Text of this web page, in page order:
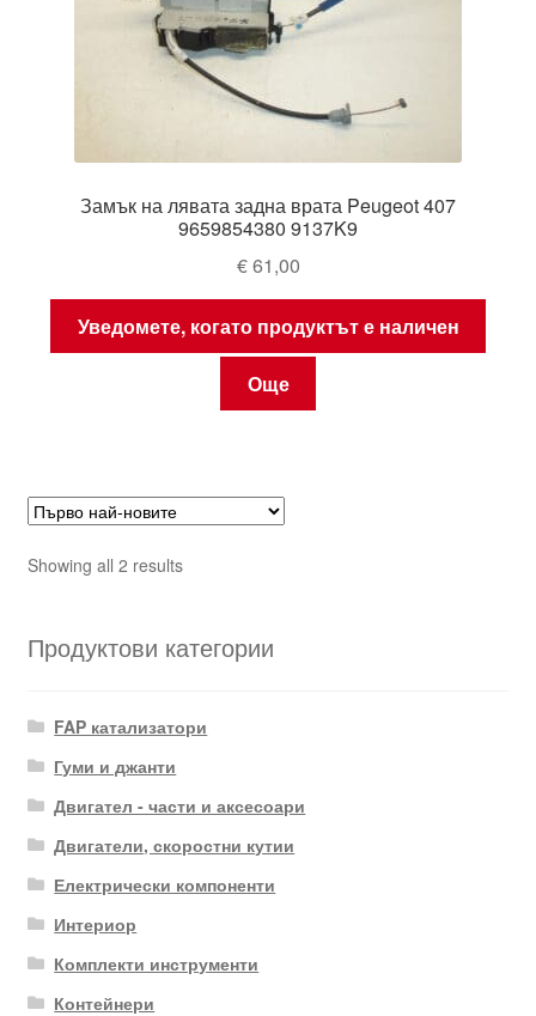
Замък на лявата задна врата Peugeot 407
9659854380 9137K9
€61,00
Уведомете, когато продуктът е наличен
Още
Showing all 2 resultsSorted
Продуктови категории
FAP катализатори
Гуми и джанти
Двигател - части и аксесоари
Двигатели, скоростни кутии
Електрически компоненти
Интериор
Комплекти инструменти
Контейнери